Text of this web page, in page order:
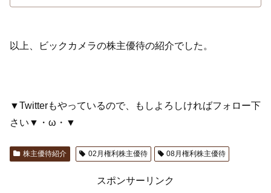
以上、ビックカメラの株主優待の紹介でした。
▼Twitterもやっているので、もしよろしければフォロー下
さい▼・ω・▼
株主優待紹介 02月権利株主優待 08月権利株主優待
スポンサーリンク